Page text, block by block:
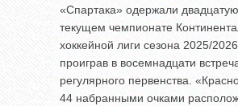
«Спартака» одержали
текущем чемпионате
хоккейной лиги сезона 2025/
проиграв в восемнадцати
регулярного первенства.
44 набранными очками